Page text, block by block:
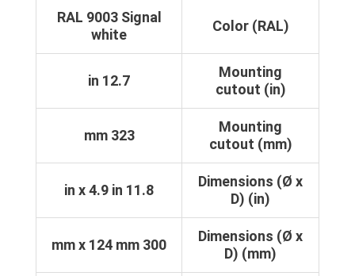
Color (RAL)
RAL 9003 Signal
white
Mounting
cutout (in)
12.7 in
Mounting
cutout (mm)
323 mm
Dimensions (Ø x
D) (in)
11.8 in x 4.9 in
Dimensions (Ø x
D) (mm)
300 mm x 124 mm